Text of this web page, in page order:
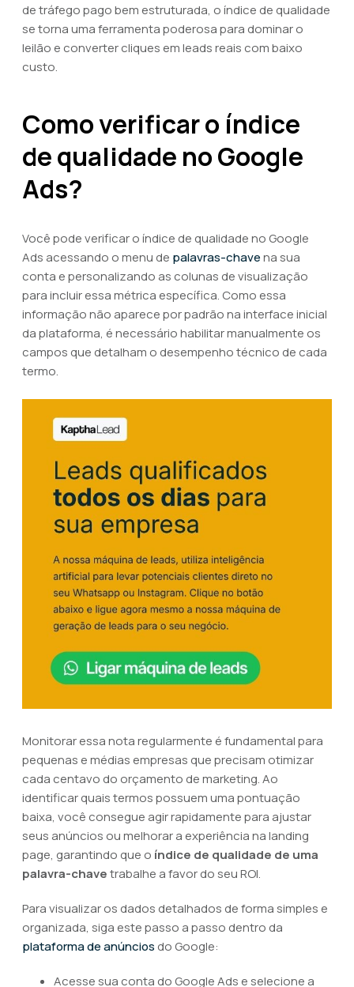
de tráfego pago bem estruturada, o índice de qualidade
se torna uma ferramenta poderosa para dominar o
leilão e converter cliques em leads reais com baixo
custo.
Como verificar o índice
de qualidade no Google
Ads?
Você pode verificar o índice de qualidade no Google
Ads acessando o menu de palavras-chavena sua
conta e personalizando as colunas de visualização
para incluir essa métrica específica. Como essa
informação não aparece por padrão na interface inicial
da plataforma, é necessário habilitar manualmente os
campos que detalham o desempenho técnico de cada
termo.
Monitorar essa nota regularmente é fundamental para
pequenas e médias empresas que precisam otimizar
cada centavo do orçamento de marketing. Ao
identificar quais termos possuem uma pontuação
baixa, você consegue agir rapidamente para ajustar
seus anúncios ou melhorar a experiência na landing
page, garantindo que o índice de qualidade de uma
palavra-chavetrabalhe a favor do seu ROI.
Para visualizar os dados detalhados de forma simples e
organizada, siga este passo a passo dentro da
plataforma de anúncios do Google:
Acesse sua conta do Google Ads e selecione a